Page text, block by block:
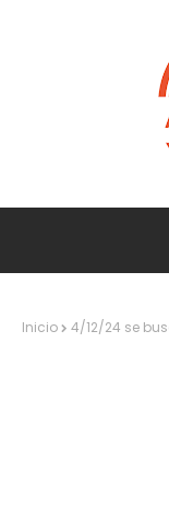
Inicio 4/12/24 se